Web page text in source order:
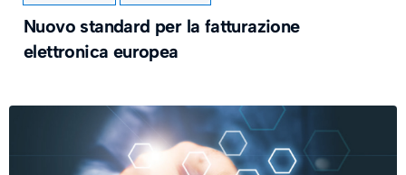
Nuovo standard per la fatturazione
elettronica europea